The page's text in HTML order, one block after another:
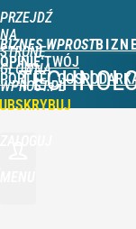
PRZEJDŹ
NA
STRONĘ
GŁÓWNĄ
WPROST.PL
BIZNES WPROST
OPINIE TWÓJ
PORTFEL